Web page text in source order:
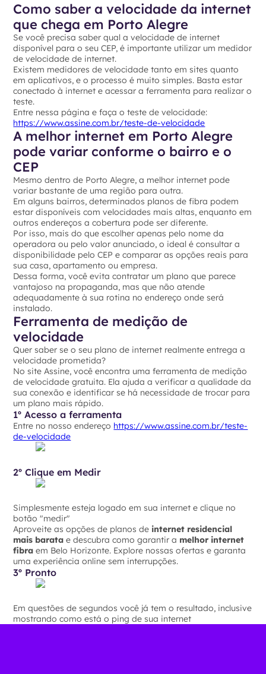
Como saber a velocidade da internet
que chega em Porto Alegre
Se você precisa saber qual a velocidade de internet
disponível para o seu CEP, é importante utilizar um medidor
de velocidade de internet.
Existem medidores de velocidade tanto em sites quanto
em aplicativos, e o processo é muito simples. Basta estar
conectado à internet e acessar a ferramenta para realizar o
teste.
Entre nessa página e faça o teste de velocidade:
https://www.assine.com.br/teste-de-velocidade
A melhor internet em Porto Alegre
pode variar conforme o bairro e o
CEP
Mesmo dentro de Porto Alegre, a melhor internet pode
variar bastante de uma região para outra.
Em alguns bairros, determinados planos de fibra podem
estar disponíveis com velocidades mais altas, enquanto em
outros endereços a cobertura pode ser diferente.
Por isso, mais do que escolher apenas pelo nome da
operadora ou pelo valor anunciado, o ideal é consultar a
disponibilidade pelo CEP e comparar as opções reais para
sua casa, apartamento ou empresa.
Dessa forma, você evita contratar um plano que parece
vantajoso na propaganda, mas que não atende
adequadamente à sua rotina no endereço onde será
instalado.
Ferramenta de medição de
velocidade
Quer saber se o seu plano de internet realmente entrega a
velocidade prometida?
No site Assine, você encontra uma ferramenta de medição
de velocidade gratuita. Ela ajuda a verificar a qualidade da
sua conexão e identificar se há necessidade de trocar para
um plano mais rápido.
1º Acesso a ferramenta
Entre no nosso endereço https://www.assine.com.br/teste-
de-velocidade
2º Clique em Medir
Simplesmente esteja logado em sua internet e clique no
botão "medir"
Aproveite as opções de planos de internet residencial
mais barata e descubra como garantir a melhor internet
fibra em Belo Horizonte. Explore nossas ofertas e garanta
uma experiência online sem interrupções.
3º Pronto
Em questões de segundos você já tem o resultado, inclusive
mostrando como está o ping de sua internet